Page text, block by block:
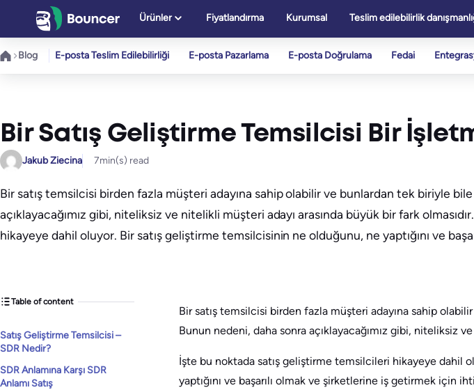
Ürünler Fiyatlandırma Kurumsal Teslim edilebilirlik
Blog E-posta Teslim Edilebilirliği E-posta Pazarlama E-posta Doğrulama Fedai
Bir Satış Geliştirme Temsilcisi Bir
Jakub Ziecina 7min(s) read
Bir satış temsilcisi birden fazla müşteri adayına sahip olabilir ve bunlardan tek biriyle
açıklayacağımız gibi, niteliksiz ve nitelikli müşteri adayı arasında büyük bir fark
hikayeye dahil oluyor. Bir satış geliştirme temsilcisinin ne olduğunu, ne yaptığını ve
Table of content
Satış Geliştirme Temsilcisi –
SDR Nedir?
SDR Anlamına Karşı SDR
Anlamı Satış
Bir satış temsilcisi birden fazla müşteri adayına sahip
Bunun nedeni, daha sonra açıklayacağımız gibi, niteliksiz
İşte bu noktada satış geliştirme temsilcileri hikayeye dahil
yaptığını ve başarılı olmak ve şirketlerine iş getirmek için